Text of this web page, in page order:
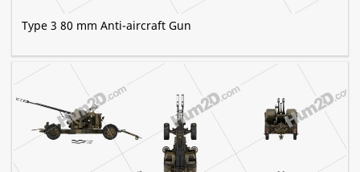
Type 3 80 mm Anti-aircraft Gun